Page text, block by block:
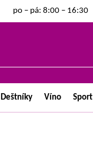
po – pá: 8:00 – 16:30
Deštníky Víno Sport